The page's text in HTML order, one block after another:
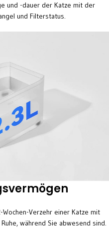
und -dauer der Katze mit der
und Filterstatus.
Verzehr einer Katze mit
während Sie abwesend sind.